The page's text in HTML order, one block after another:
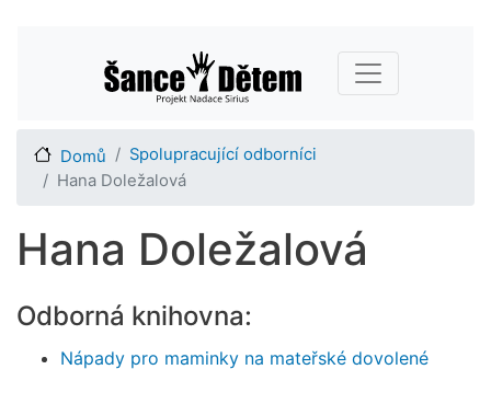
hlavnímu
obsahu
Main navigation
Domů
Spolupracující odborníci
Hana Doležalová
Hana Doležalová
Odborná knihovna:
Nápady pro maminky na mateřské dovolené